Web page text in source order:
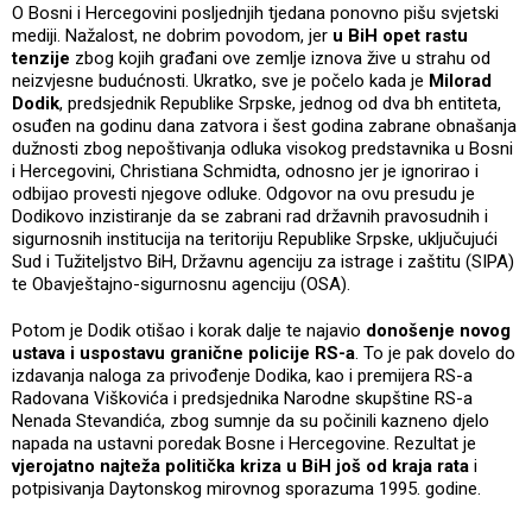
O Bosni i Hercegovini posljednjih tjedana ponovno pišu svjetski
mediji. Nažalost, ne dobrim povodom, jer u BiH opet rastu
tenzije zbog kojih građani ove zemlje iznova žive u strahu od
neizvjesne budućnosti. Ukratko, sve je počelo kada je Milorad
Dodik, predsjednik Republike Srpske, jednog od dva bh entiteta,
osuđen na godinu dana zatvora i šest godina zabrane obnašanja
dužnosti zbog nepoštivanja odluka visokog predstavnika u Bosni
i Hercegovini, Christiana Schmidta, odnosno jer je ignorirao i
odbijao provesti njegove odluke. Odgovor na ovu presudu je
Dodikovo inzistiranje da se zabrani rad državnih pravosudnih i
sigurnosnih institucija na teritoriju Republike Srpske, uključujući
Sud i Tužiteljstvo BiH, Državnu agenciju za istrage i zaštitu (SIPA)
te Obavještajno-sigurnosnu agenciju (OSA).
Potom je Dodik otišao i korak dalje te najavio donošenje novog
ustava i uspostavu granične policije RS-a. To je pak dovelo do
izdavanja naloga za privođenje Dodika, kao i premijera RS-a
Radovana Viškovića i predsjednika Narodne skupštine RS-a
Nenada Stevandića, zbog sumnje da su počinili kazneno djelo
napada na ustavni poredak Bosne i Hercegovine. Rezultat je
vjerojatno najteža politička kriza u BiH još od kraja rata i
potpisivanja Daytonskog mirovnog sporazuma 1995. godine.